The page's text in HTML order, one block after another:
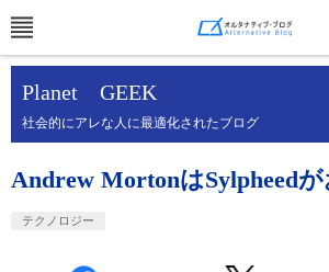
Planet GEEK
社会的にアレな人に最適化されたブログ
Andrew MortonはSylpheedが
テクノロジー